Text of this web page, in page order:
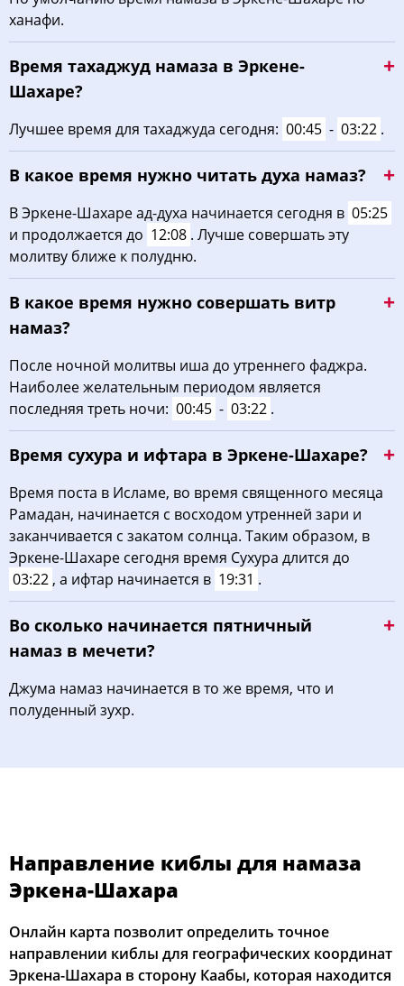
22, Сб
23, Вс 03:50 05:24 12:15 16:03 19:05 20:32
19:03 20:30
25, Вт 03:53 05:27 12:14 16:01 19:01 20:28
27, Чт 03:56 05:29 12:14 15:59 18:58
28, Пт 03:57 05:30 12:13 15:58 18:56 20:22
03:59 05:31 15:57 18:54
04:01 05:32 12:13 15:56 18:53 20:18
04:02 05:34 12:13 15:55 18:51
ханафи.
Время тахаджуд намаза в Эркене-
Шахаре?
Лучшее время для тахаджуда сегодня: 00:45 - 03:22 .
В какое время нужно читать духа намаз?
В Эркене-Шахаре ад-духа начинается сегодня в 05:25
и продолжается до 12:08 . Лучше совершать эту
молитву ближе к полудню.
В какое время нужно совершать витр
намаз?
После ночной молитвы иша до утреннего фаджра.
Наиболее желательным периодом является
последняя треть ночи: 00:45 - 03:22 .
Время сухура и ифтара в Эркене-Шахаре?
Время поста в Исламе, во время священного месяца
Рамадан, начинается с восходом утренней зари и
заканчивается с закатом солнца. Таким образом, в
Эркене-Шахаре сегодня время Сухура длится до
03:22 , а ифтар начинается в 19:31 .
Во сколько начинается пятничный
намаз в мечети?
Джума намаз начинается в то же время, что и
полуденный зухр.
Направление киблы для намаза
Эркена-Шахара
Онлайн карта позволит определить точное
направлении киблы для географических координат
Эркена-Шахара в сторону Каабы, которая находится